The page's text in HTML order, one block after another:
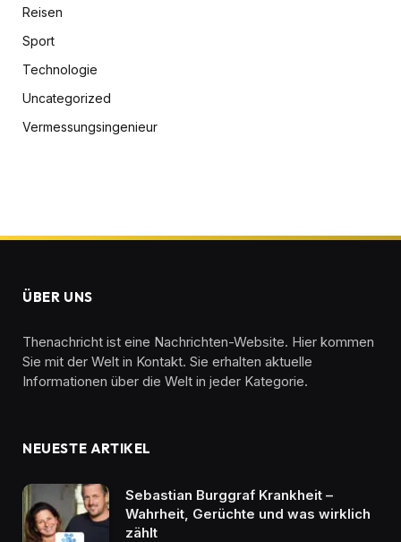
Reisen
Sport
Technologie
Uncategorized
Vermessungsingenieur
ÜBER UNS
Thenachricht ist eine Nachrichten-Website. Hier kommen
Sie mit der Welt in Kontakt. Sie erhalten aktuelle
Informationen über die Welt in jeder Kategorie.
NEUESTE ARTIKEL
Sebastian Burggraf Krankheit –
Wahrheit, Gerüchte und was wirklich
zählt